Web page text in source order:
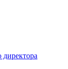
директора